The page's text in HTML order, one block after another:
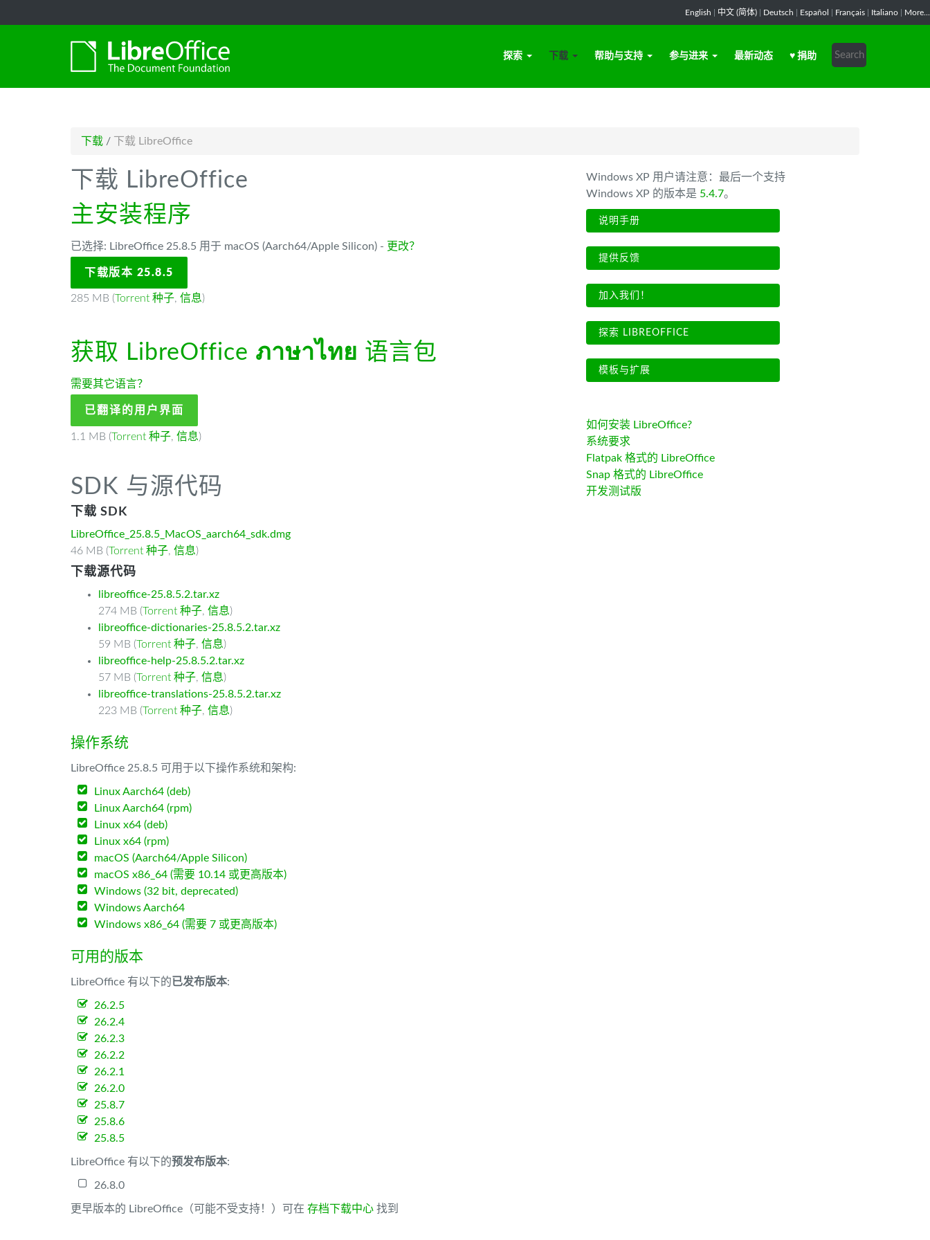
English 中文 (简体) Deutsch Español Français Italiano More...
探索 下载 帮助与支持 参与进来 最新动态 ♥ 捐助
下载 / 下载 LibreOffice
下载 LibreOffice
主安装程序
已选择: LibreOffice 25.8.5 用于 macOS (Aarch64/Apple Silicon) - 更改？
下载版本 25.8.5
285 MB (Torrent 种子, 信息)
获取 LibreOffice ภาษาไทย 语言包
需要其它语言？
已翻译的用户界面
1.1 MB (Torrent 种子, 信息)
SDK 与源代码
下载 SDK
LibreOffice_25.8.5_MacOS_aarch64_sdk.dmg
46 MB (Torrent 种子, 信息)
下载源代码
libreoffice-25.8.5.2.tar.xz
274 MB (Torrent 种子, 信息)
libreoffice-dictionaries-25.8.5.2.tar.xz
59 MB (Torrent 种子, 信息)
libreoffice-help-25.8.5.2.tar.xz
57 MB (Torrent 种子, 信息)
libreoffice-translations-25.8.5.2.tar.xz
223 MB (Torrent 种子, 信息)
操作系统
LibreOffice 25.8.5 可用于以下操作系统和架构:
Linux Aarch64 (deb)
Linux Aarch64 (rpm)
Linux x64 (deb)
Linux x64 (rpm)
macOS (Aarch64/Apple Silicon)
macOS x86_64 (需要 10.14 或更高版本)
Windows (32 bit, deprecated)
Windows Aarch64
Windows x86_64 (需要 7 或更高版本)
可用的版本
LibreOffice 有以下的已发布版本:
26.2.5
26.2.4
26.2.3
26.2.2
26.2.1
26.2.0
25.8.7
25.8.6
25.8.5
LibreOffice 有以下的预发布版本:
26.8.0
更早版本的 LibreOffice（可能不受支持！）可在 存档下载中心 找到
Windows XP 用户请注意：最后一个支持
Windows XP 的版本是 5.4.7。
说明手册
提供反馈
加入我们！
探索 LIBREOFFICE
模板与扩展
如何安装 LibreOffice?
系统要求
Flatpak 格式的 LibreOffice
Snap 格式的 LibreOffice
开发测试版